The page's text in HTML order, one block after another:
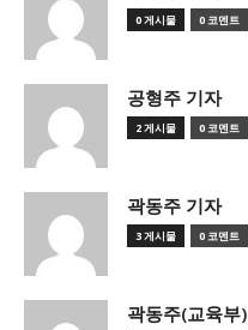
0 게시물 0 코멘트
공형주 기자
2 게시물 0 코멘트
곽동주 기자
3 게시물 0 코멘트
곽동주(교육부)